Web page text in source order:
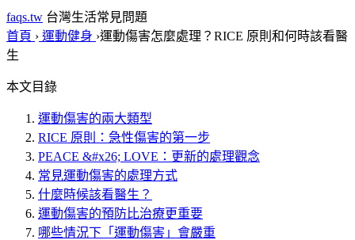
faqs.tw 台灣生活常見問題
首頁 › 運動健身 ›運動傷害怎麼處理？RICE 原則和何時該看醫
生
本文目錄
運動傷害的兩大類型
RICE 原則：急性傷害的第一步
PEACE &#x26; LOVE：更新的處理觀念
常見運動傷害的處理方式
什麼時候該看醫生？
運動傷害的預防比治療更重要
哪些情況下「運動傷害」會嚴重